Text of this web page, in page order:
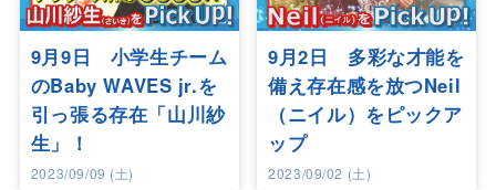
9月9日 小学生チーム
のBaby WAVES jr.を
引っ張る存在「山川紗
生」！
2023/09/09 (土)
9月2日 多彩な才能を
備え存在感を放つNeil
（ニイル）をピックア
ップ
2023/09/02 (土)